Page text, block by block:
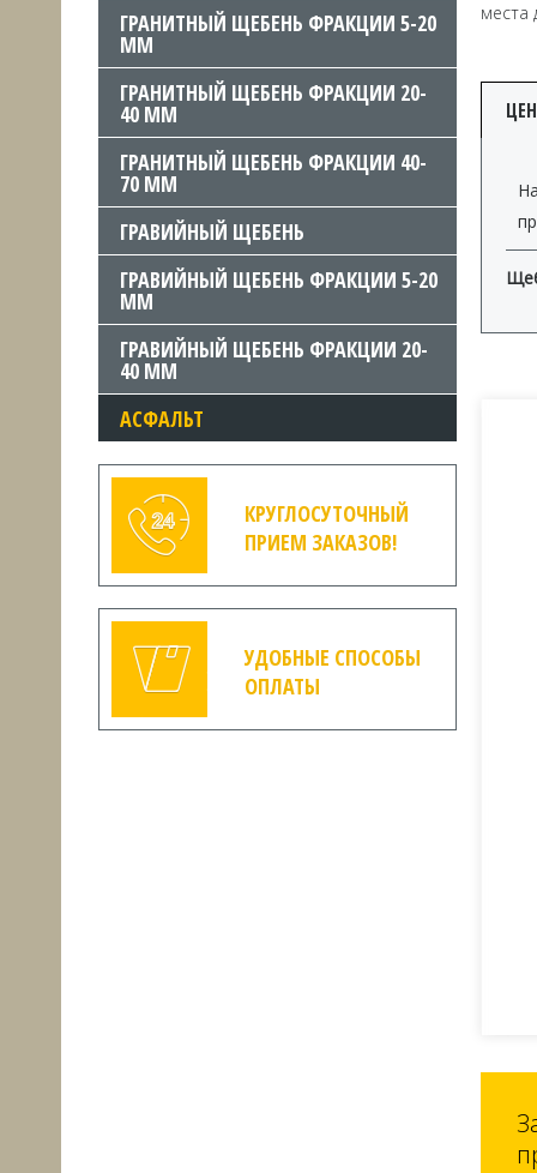
ГРАНИТНЫЙ ЩЕБЕНЬ ФРАКЦИИ 5-20
ММ
ГРАНИТНЫЙ ЩЕБЕНЬ ФРАКЦИИ 20-
40 ММ
ГРАНИТНЫЙ ЩЕБЕНЬ ФРАКЦИИ 40-
70 ММ
ГРАВИЙНЫЙ ЩЕБЕНЬ
ГРАВИЙНЫЙ ЩЕБЕНЬ ФРАКЦИИ 5-20
ММ
ГРАВИЙНЫЙ ЩЕБЕНЬ ФРАКЦИИ 20-
40 ММ
АСФАЛЬТ
КРУГЛОСУТОЧНЫЙ
ПРИЕМ ЗАКАЗОВ!
УДОБНЫЕ СПОСОБЫ
ОПЛАТЫ
места